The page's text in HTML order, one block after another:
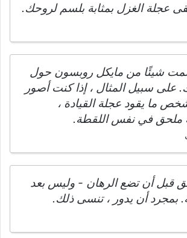
عجلة الغزل بمثابة بلسم لروحك.
شيئًا من مايكل روبسون حول
على سبيل المثال ، إذا كنت أصور
ما يقود عجلة القيادة ،
ملحق في نفس اللقطة.
قبل أن تضع الرهان - وليس بعد
بمجرد أن يدور ، تنسى ذلك.